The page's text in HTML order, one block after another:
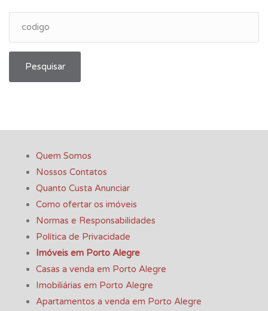
Pesquisar
Quem Somos
Nossos Contatos
Quanto Custa Anunciar
Como ofertar os imóveis
Normas e Responsabilidades
Política de Privacidade
Imóveis em Porto Alegre
Casas a venda em Porto Alegre
Imobiliárias em Porto Alegre
Apartamentos a venda em Porto Alegre